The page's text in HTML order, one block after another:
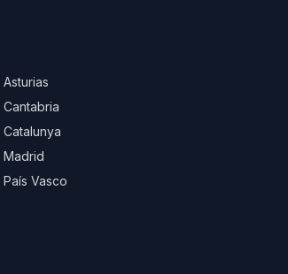
Asturias
Cantabria
Catalunya
Madrid
País Vasco